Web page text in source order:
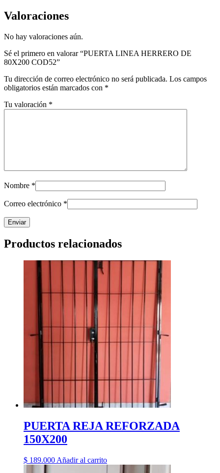
Valoraciones
No hay valoraciones aún.
Sé el primero en valorar “PUERTA LINEA HERRERO DE
80X200 COD52”
Tu dirección de correo electrónico no será publicada. Los campos
obligatorios están marcados con *
Tu valoración *
Nombre *
Correo electrónico *
Productos relacionados
PUERTA REJA REFORZADA
150X200
$ 189.000 Añadir al carrito